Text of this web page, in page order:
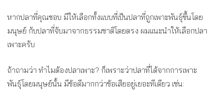
หากปลาที่คุณชอบ มีให้เลือกทั้งแบบที่เป็นปลาที่ถูกเพาะพันธุ์ขึ้นโดย
มนุษย์ กับปลาที่จับมาจากธรรมชาติโดยตรง ผมแนะนำให้เลือกปลา
เพาะครับ
ถ้าถามว่า ทำไมต้องปลาเพาะ? ก็เพราะว่าปลาที่ได้จากการเพาะ
พันธุ์โดยมนุษย์นั้น มีข้อดีมากกว่าข้อเสียอยู่เยอะทีเดียว เช่น: